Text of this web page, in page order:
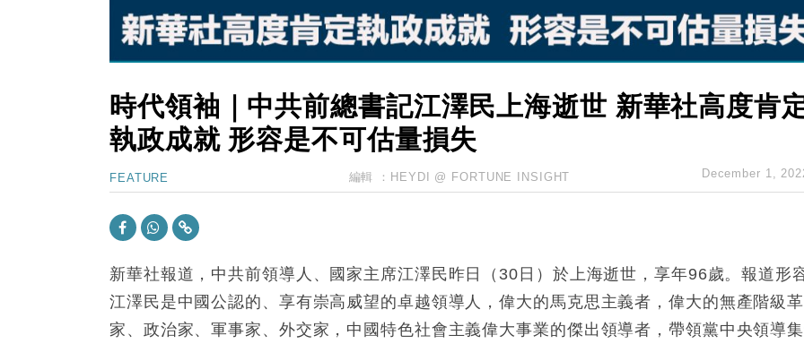
時代領袖｜中共前總書記江澤民上海逝世 新華社高度肯
執政成就 形容是不可估量損失
FEATURE 編輯 ： HEYDI @ FORTUNE INSIGHT December 1,
新華社報道，中共前領導人、國家主席江澤民昨日（30日）於上海逝世，享年96歲。報道形
江澤民是中國公認的、享有崇高威望的卓越領導人，偉大的馬克思主義者，偉大的無產階級
家、政治家、軍事家、外交家，中國特色社會主義偉大事業的傑出領導者，帶領黨中央領導